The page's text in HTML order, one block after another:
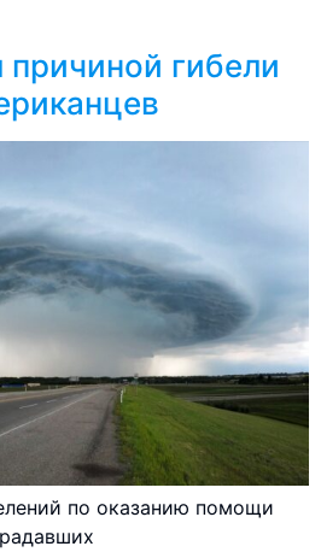
причиной гибели
по оказанию помощи